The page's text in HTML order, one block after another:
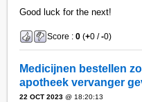
Good luck for the next!
Score :0 (+0 /-0)
Medicijnen bestellen
apotheek vervanger
22 OCT 2023 @ 18:20:13